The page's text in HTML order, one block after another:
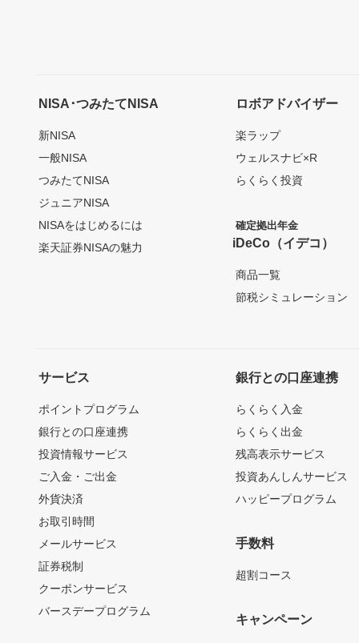
NISA･つみたてNISA
新NISA
一般NISA
つみたてNISA
ジュニアNISA
NISAをはじめるには
楽天証券NISAの魅力
ロボアドバイザー
楽ラップ
ウェルスナビ×R
らくらく投資
確定拠出年金
iDeCo（イデコ）
商品一覧
節税シミュレーション
サービス
ポイントプログラム
銀行との口座連携
投資情報サービス
ご入金・ご出金
外貨決済
お取引時間
メールサービス
証券税制
クーポンサービス
バースデープログラム
銀行との口座連携
らくらく入金
らくらく出金
残高表示サービス
投資あんしんサービス
ハッピープログラム
手数料
超割コース
キャンペーン